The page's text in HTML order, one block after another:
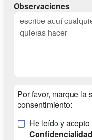
Observaciones
Por favor, marque la
consentimiento:
He leído y acepto
Confidencialidad